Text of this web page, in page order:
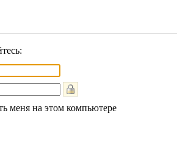
меня на этом компьютере